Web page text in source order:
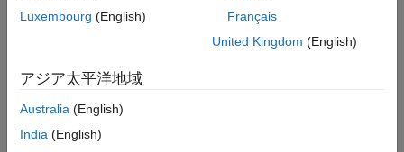
Luxembourg (English)
Français
United Kingdom (English)
アジア太平洋地域
Australia (English)
India (English)